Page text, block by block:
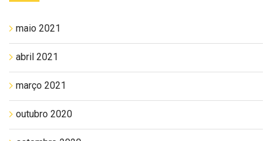
maio 2021
abril 2021
março 2021
outubro 2020